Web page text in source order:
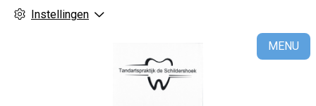
Instellingen
MENU